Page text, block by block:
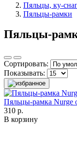
Пяльцы, ку-
Пяльцы-рамки
Пяльцы-
Сортировать:
Показывать:
Пяльцы-рамка
310 р.
В корзину